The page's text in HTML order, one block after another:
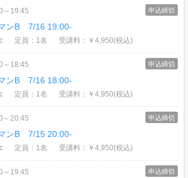
～19:45
ンB 7/16 19:00-
申込締切
定員：1名 受講料：￥4,950(税込)
～18:45
ンB 7/16 18:00-
申込締切
定員：1名 受講料：￥4,950(税込)
～20:45
ンB 7/15 20:00-
申込締切
定員：1名 受講料：￥4,950(税込)
～19:45 申込締切